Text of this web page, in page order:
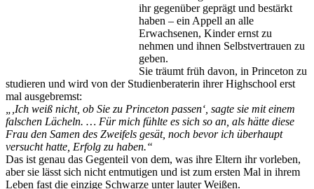
ihr gegenüber geprägt und bestärkt
haben – ein Appell an alle
Erwachsenen, Kinder ernst zu
nehmen und ihnen Selbstvertrauen zu
geben.
Sie träumt früh davon, in Princeton zu
studieren und wird von der Studienberaterin ihrer Highschool erst
mal ausgebremst:
„,Ich weiß nicht, ob Sie zu Princeton passen‘, sagte sie mit einem
falschen Lächeln. … Für mich fühlte es sich so an, als hätte diese
Frau den Samen des Zweifels gesät, noch bevor ich überhaupt
versucht hatte, Erfolg zu haben.“
Das ist genau das Gegenteil von dem, was ihre Eltern ihr vorleben,
aber sie lässt sich nicht entmutigen und ist zum ersten Mal in ihrem
Leben fast die einzige Schwarze unter lauter Weißen.